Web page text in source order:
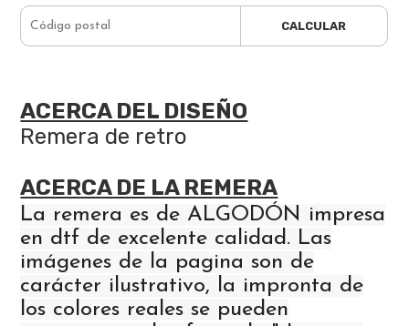
CALCULAR
ACERCA DEL DISEÑO
Remera de retro
ACERCA DE LA REMERA
La remera es de ALGODÓN impresa
en dtf de excelente calidad. Las
imágenes de la pagina son de
carácter ilustrativo, la impronta de
los colores reales se pueden